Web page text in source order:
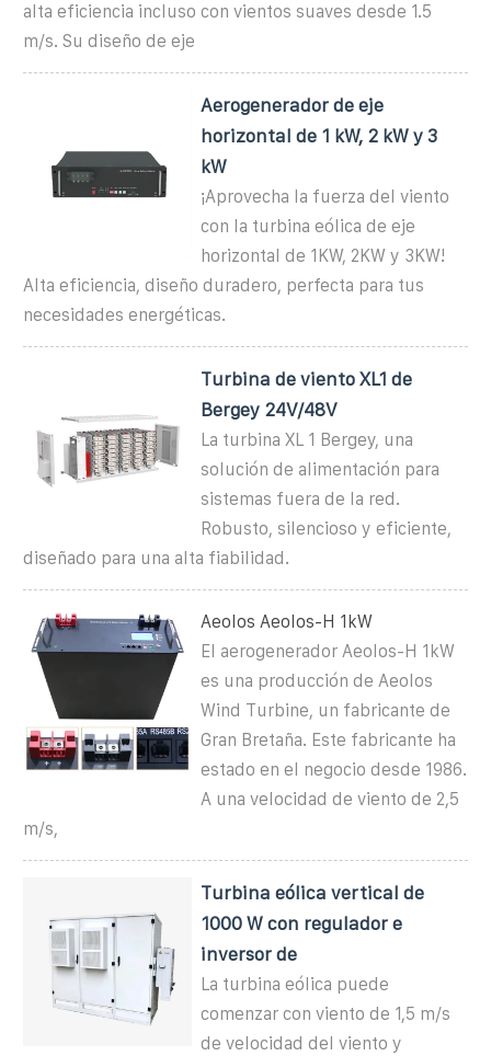
alta eficiencia incluso con vientos suaves desde 1.5
m/s. Su diseño de eje
Aerogenerador de eje
horizontal de 1 kW, 2 kW y 3
kW
¡Aprovecha la fuerza del viento
con la turbina eólica de eje
horizontal de 1KW, 2KW y 3KW!
Alta eficiencia, diseño duradero, perfecta para tus
necesidades energéticas.
Turbina de viento XL1 de
Bergey 24V/48V
La turbina XL 1 Bergey, una
solución de alimentación para
sistemas fuera de la red.
Robusto, silencioso y eficiente,
diseñado para una alta fiabilidad.
Aeolos Aeolos-H 1kW
El aerogenerador Aeolos-H 1kW
es una producción de Aeolos
Wind Turbine, un fabricante de
Gran Bretaña. Este fabricante ha
estado en el negocio desde 1986.
A una velocidad de viento de 2,5
m/s,
Turbina eólica vertical de
1000 W con regulador e
inversor de
La turbina eólica puede
comenzar con viento de 1,5 m/s
de velocidad del viento y